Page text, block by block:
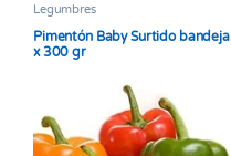
Legumbres
Pimentón Baby Surtido bandeja
x 300 gr